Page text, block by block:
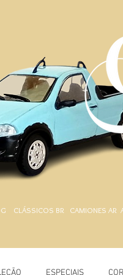
CLÁSSICOS BR CAMIONES AR
ESPECIAIS